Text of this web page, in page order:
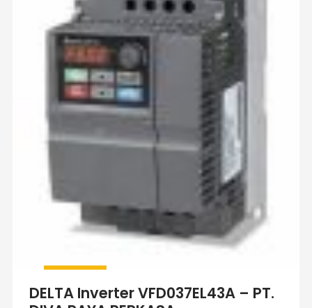
DELTA Inverter VFD037EL43A – PT.